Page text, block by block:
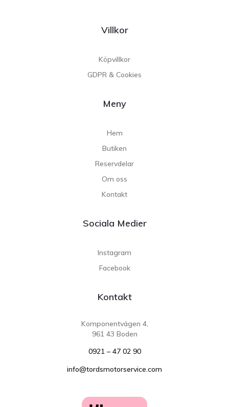
Villkor
Köpvillkor
GDPR & Cookies
Meny
Hem
Butiken
Reservdelar
Om oss
Kontakt
Sociala Medier
Instagram
Facebook
Kontakt
Komponentvägen 4,
961 43 Boden
0921 – 47 02 90
info@tordsmotorservice.com